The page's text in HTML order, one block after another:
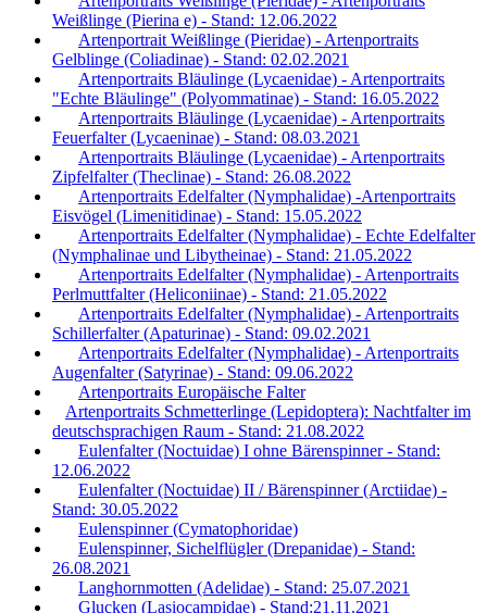
Weißlinge (Pierina e) - Stand: 12.06.2022
Artenportrait Weißlinge (Pieridae) - Artenportraits
Gelblinge (Coliadinae) - Stand: 02.02.2021
Artenportraits Bläulinge (Lycaenidae) - Artenportraits
"Echte Bläulinge" (Polyommatinae) - Stand: 16.05.2022
Artenportraits Bläulinge (Lycaenidae) - Artenportraits
Feuerfalter (Lycaeninae) - Stand: 08.03.2021
Artenportraits Bläulinge (Lycaenidae) - Artenportraits
Zipfelfalter (Theclinae) - Stand: 26.08.2022
Artenportraits Edelfalter (Nymphalidae) -Artenportraits
Eisvögel (Limenitidinae) - Stand: 15.05.2022
Artenportraits Edelfalter (Nymphalidae) - Echte Edelfalter
(Nymphalinae und Libytheinae) - Stand: 21.05.2022
Artenportraits Edelfalter (Nymphalidae) - Artenportraits
Perlmuttfalter (Heliconiinae) - Stand: 21.05.2022
Artenportraits Edelfalter (Nymphalidae) - Artenportraits
Schillerfalter (Apaturinae) - Stand: 09.02.2021
Artenportraits Edelfalter (Nymphalidae) - Artenportraits
Augenfalter (Satyrinae) - Stand: 09.06.2022
Artenportraits Europäische Falter
Artenportraits Schmetterlinge (Lepidoptera): Nachtfalter im
deutschsprachigen Raum - Stand: 21.08.2022
Eulenfalter (Noctuidae) I ohne Bärenspinner - Stand:
12.06.2022
Eulenfalter (Noctuidae) II / Bärenspinner (Arctiidae) -
Stand: 30.05.2022
Eulenspinner (Cymatophoridae)
Eulenspinner, Sichelflügler (Drepanidae) - Stand:
26.08.2021
Langhornmotten (Adelidae) - Stand: 25.07.2021
Glucken (Lasiocampidae) - Stand:21.11.2021